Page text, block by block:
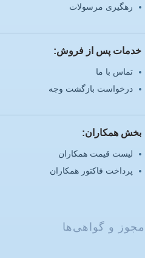
رهگیری مرسولات
خدمات پس از فروش:
تماس با ما
درخواست بازگشت وجه
بخش همکاران:
لیست قیمت همکاران
پرداخت فاکتور همکاران
مجوز و گواهی‌ها